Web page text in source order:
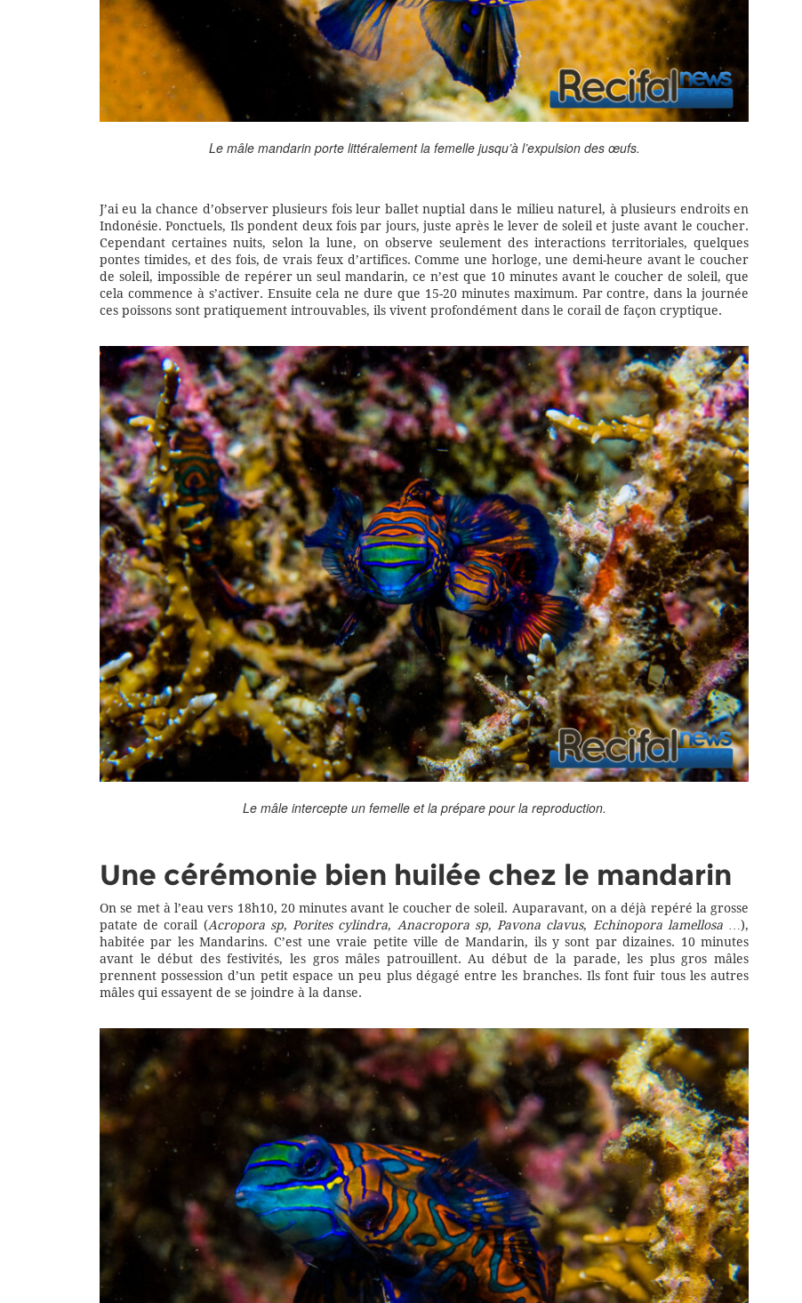
Le mâle mandarin porte littéralement la femelle jusqu’à l’expulsion des œufs.
J’ai eu la chance d’observer plusieurs fois leur ballet nuptial dans le milieu naturel, à plusieurs endroits en
Indonésie. Ponctuels, Ils pondent deux fois par jours, juste après le lever de soleil et juste avant le coucher.
Cependant certaines nuits, selon la lune, on observe seulement des interactions territoriales, quelques
pontes timides, et des fois, de vrais feux d’artifices. Comme une horloge, une demi-heure avant le coucher
de soleil, impossible de repérer un seul mandarin, ce n’est que 10 minutes avant le coucher de soleil, que
cela commence à s’activer. Ensuite cela ne dure que 15-20 minutes maximum. Par contre, dans la journée
ces poissons sont pratiquement introuvables, ils vivent profondément dans le corail de façon cryptique.
Le mâle intercepte un femelle et la prépare pour la reproduction.
Une cérémonie bien huilée chez le mandarin
On se met à l’eau vers 18h10, 20 minutes avant le coucher de soleil. Auparavant, on a déjà repéré la grosse
patate de corail (Acropora sp,Porites cylindra, Anacropora sp,Pavona clavus, Echinopora lamellosa …),
habitée par les Mandarins. C’est une vraie petite ville de Mandarin, ils y sont par dizaines. 10 minutes
avant le début des festivités, les gros mâles patrouillent. Au début de la parade, les plus gros mâles
prennent possession d’un petit espace un peu plus dégagé entre les branches. Ils font fuir tous les autres
mâles qui essayent de se joindre à la danse.